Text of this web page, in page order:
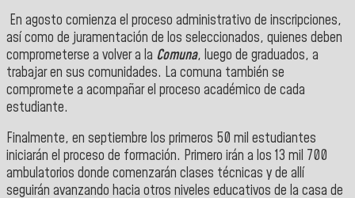
En agosto comienza el proceso administrativo de inscripciones,
así como de juramentación de los seleccionados, quienes deben
comprometerse a volver a la Comuna, luego de graduados, a
trabajar en sus comunidades. La comuna también se
compromete a acompañar el proceso académico de cada
estudiante.
Finalmente, en septiembre los primeros 50 mil estudiantes
iniciarán el proceso de formación. Primero irán a los 13 mil 700
ambulatorios donde comenzarán clases técnicas y de allí
seguirán avanzando hacia otros niveles educativos de la casa de